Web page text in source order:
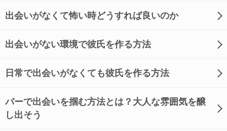
出会いがなくて怖い時どうすれば良いのか
出会いがない環境で彼氏を作る方法
日常で出会いがなくても彼氏を作る方法
バーで出会いを掴む方法とは？大人な雰囲気を醸
し出そう